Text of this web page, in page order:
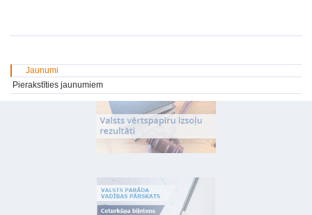
Jaunumi
Pierakstīties jaunumiem